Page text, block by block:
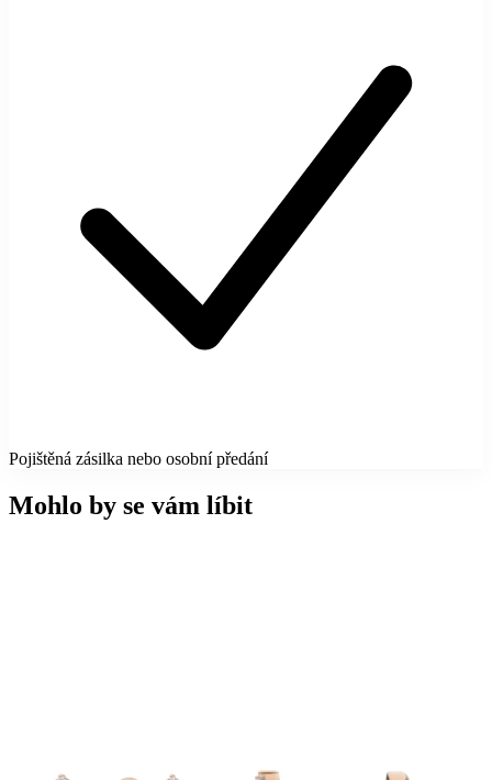
Pojištěná zásilka nebo osobní předání
Mohlo by se vám líbit